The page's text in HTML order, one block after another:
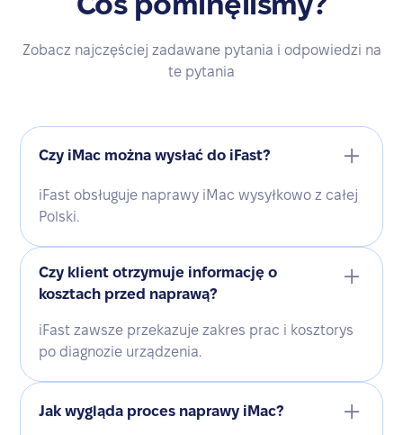
Zobacz najczęściej zadawane pytania i odpowiedzi na
te pytania
Czy iMac można wysłać do iFast?
iFast obsługuje naprawy iMac wysyłkowo z całej
Polski.
Czy klient otrzymuje informację o
kosztach przed naprawą?
iFast zawsze przekazuje zakres prac i kosztorys
po diagnozie urządzenia.
Jak wygląda proces naprawy iMac?